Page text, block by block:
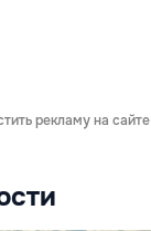
рекламу на сайте